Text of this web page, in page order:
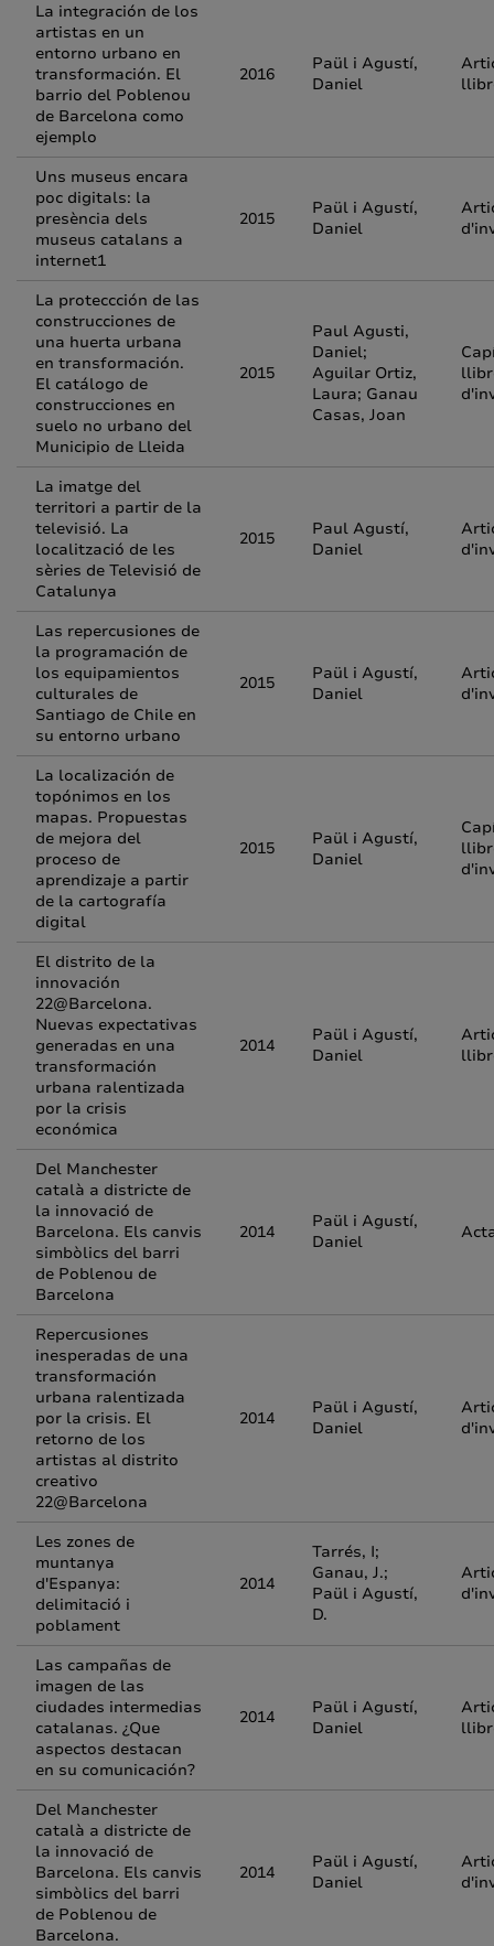
La integración de los
artistas en un
entorno urbano en
transformación. El
barrio del Poblenou
de Barcelona como
ejemplo
2016
Paül i Agustí,
Daniel
Uns museus encara
poc digitals: la
presència dels
museus catalans a
internet1
2015
Paül i Agustí,
Daniel
La proteccción de las
construcciones de
una huerta urbana
en transformación.
El catálogo de
construcciones en
suelo no urbano del
Municipio de Lleida
2015
Paul Agusti,
Daniel;
Aguilar Ortiz,
Laura; Ganau
Casas, Joan
La imatge del
territori a partir de la
televisió. La
localització de les
sèries de Televisió de
Catalunya
2015
Paul Agustí,
Daniel
Las repercusiones de
la programación de
los equipamientos
culturales de
Santiago de Chile en
su entorno urbano
2015
Paül i Agustí,
Daniel
La localización de
topónimos en los
mapas. Propuestas
de mejora del
proceso de
aprendizaje a partir
de la cartografía
digital
2015
Paül i Agustí,
Daniel
El distrito de la
innovación
22@Barcelona.
Nuevas expectativas
generadas en una
transformación
urbana ralentizada
por la crisis
económica
2014
Paül i Agustí,
Daniel
Del Manchester
català a districte de
la innovació de
Barcelona. Els canvis
simbòlics del barri
de Poblenou de
Barcelona
2014
Paül i Agustí,
Daniel
Repercusiones
inesperadas de una
transformación
urbana ralentizada
por la crisis. El
retorno de los
artistas al distrito
creativo
22@Barcelona
2014
Paül i Agustí,
Daniel
Les zones de
muntanya
d'Espanya:
delimitació i
poblament
2014
Tarrés, I;
Ganau, J.;
Paül i Agustí,
D.
Las campañas de
imagen de las
ciudades intermedias
catalanas. ¿Que
aspectos destacan
en su comunicación?
2014
Paül i Agustí,
Daniel
Del Manchester
català a districte de
la innovació de
Barcelona. Els canvis
simbòlics del barri
de Poblenou de
Barcelona.
2014
Paül i Agustí,
Daniel